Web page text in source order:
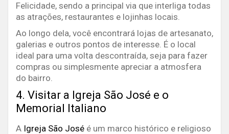
Felicidade, sendo a principal via que interliga todas
as atrações, restaurantes e lojinhas locais.
Ao longo dela, você encontrará lojas de artesanato,
galerias e outros pontos de interesse. É o local
ideal para uma volta descontraída, seja para fazer
compras ou simplesmente apreciar a atmosfera
do bairro.
4. Visitar a Igreja São José e o
Memorial Italiano
A Igreja São José é um marco histórico e religioso